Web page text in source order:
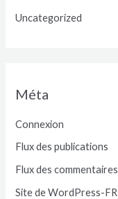
Uncategorized
Méta
Connexion
Flux des publications
Flux des commentaires
Site de WordPress-FR